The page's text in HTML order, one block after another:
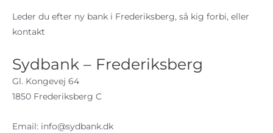
Leder du efter ny bank i Frederiksberg, så kig forbi, eller
kontakt
Sydbank – Frederiksberg
Gl. Kongevej 64
1850 Frederiksberg C
Email: info@sydbank.dk